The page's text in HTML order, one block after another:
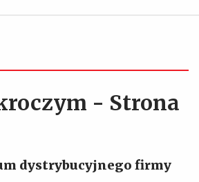
- Strona
dystrybucyjnego firmy